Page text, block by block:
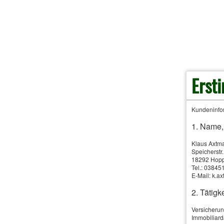
Vermögensschaden-
1.
Klaus
18292
Tel.:
E-Mail:
2.